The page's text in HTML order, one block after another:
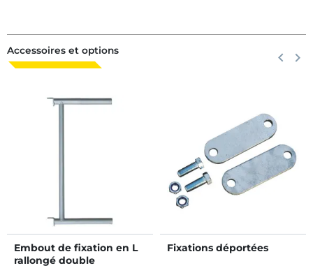
Accessoires et options keyboard_arrow_left keyboard_arrow_right
Embout de fixation en L
rallongé double
Fixations déportées